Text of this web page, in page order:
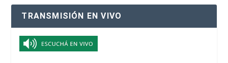
TRANSMISIÓN EN VIVO